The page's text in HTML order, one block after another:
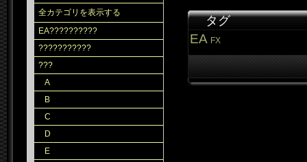
全カテゴリを表示する
EA??????????
???????????
???
A
B
C
D
E
タグ
EA FX